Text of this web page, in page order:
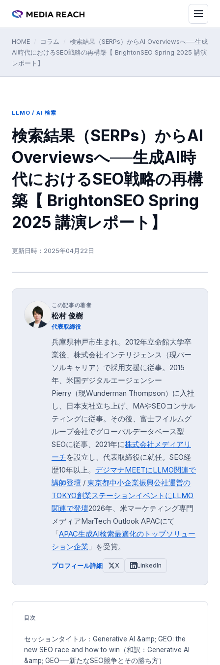
HOME コラム
検索結果（SERPs）からAI Overviewsへ──生成
AI時代におけるSEO戦略の再構築【 BrightonSEO Spring 2025 講演
レポート】
LLMO / AI 検索
検索結果（SERPs）からAI
Overviewsへ──生成AI時
代におけるSEO戦略の再構
築【 BrightonSEO Spring
2025 講演レポート】
更新日時： 2025年04月22日
この記事の著者
松村 俊樹
代表取締役
兵庫県神戸市生まれ。2012年立命館大学卒
業後、株式会社インテリジェンス（現パー
ソルキャリア）で採用支援に従事。2015
年、米国デジタルエージェンシー
Pierry（現Wunderman Thompson）に入社
し、日本支社立ち上げ、MAやSEOコンサル
ティングに従事。その後、富士フイルムグ
ループ会社でグローバルデータベース型
SEOに従事、2021年に株式会社メディアリ
ーチを設立し、代表取締役に就任。SEO経
歴10年以上。 デジマナMEETにLLMO関連で
講師登壇 / 東京都中小企業振興公社運営の
TOKYO創業ステーションイベントにLLMO
関連で登壇2026年、米マーケティング専門
メディアMarTech Outlook APACにて
「APAC生成AI検索最適化のトップソリュー
ション企業 」を受賞。
プロフィール詳細 X LinkedIn
目次
セッションタイトル：Generative AI &amp; GEO: the
new SEO race and how to win（和訳：Generative AI
&amp; GEO──新たなSEO競争とその勝ち方）